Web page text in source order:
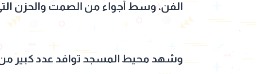
الفن، وسط أجواء من الصمت والحزن
وشهد محيط المسجد توافد عدد كبير من